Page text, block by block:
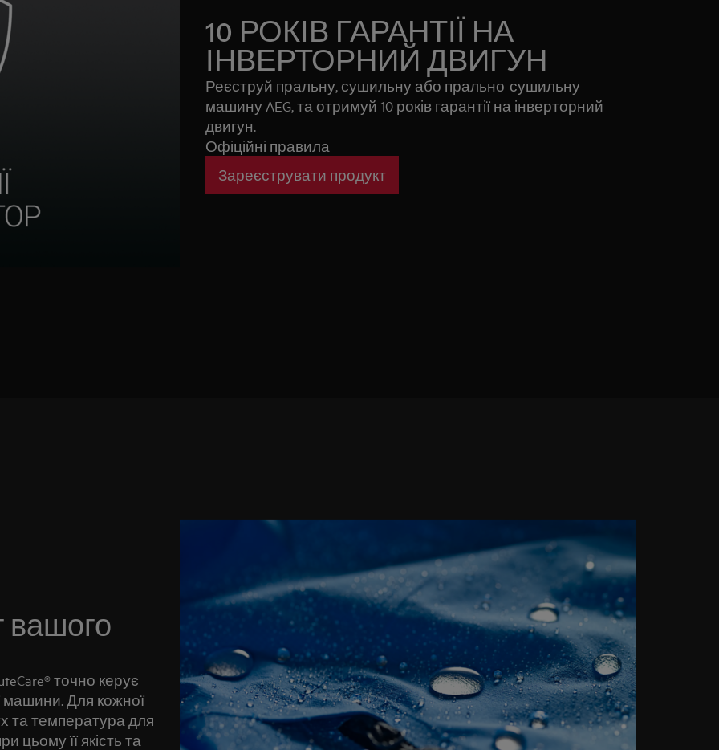
10 РОКІВ ГАРАНТІЇ НА
ІНВЕРТОРНИЙ ДВИГУН
Реєструй пральну, сушильну або прально-сушильну
машину AEG, та отримуй 10 років гарантії на інверторний
двигун.
Офіційні правила
Зареєструвати продукт
вашого
точно керує
Для кожної
та температура для
цьому її якість та